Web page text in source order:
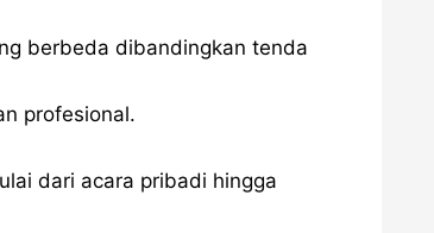
berbeda dibandingkan tenda
profesional.
dari acara pribadi hingga